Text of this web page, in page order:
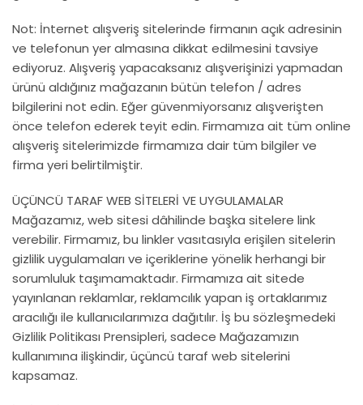
Not: İnternet alışveriş sitelerinde firmanın açık adresinin
ve telefonun yer almasına dikkat edilmesini tavsiye
ediyoruz. Alışveriş yapacaksanız alışverişinizi yapmadan
ürünü aldığınız mağazanın bütün telefon / adres
bilgilerini not edin. Eğer güvenmiyorsanız alışverişten
önce telefon ederek teyit edin. Firmamıza ait tüm online
alışveriş sitelerimizde firmamıza dair tüm bilgiler ve
firma yeri belirtilmiştir.
ÜÇÜNCÜ TARAF WEB SİTELERİ VE UYGULAMALAR
Mağazamız, web sitesi dâhilinde başka sitelere link
verebilir. Firmamız, bu linkler vasıtasıyla erişilen sitelerin
gizlilik uygulamaları ve içeriklerine yönelik herhangi bir
sorumluluk taşımamaktadır. Firmamıza ait sitede
yayınlanan reklamlar, reklamcılık yapan iş ortaklarımız
aracılığı ile kullanıcılarımıza dağıtılır. İş bu sözleşmedeki
Gizlilik Politikası Prensipleri, sadece Mağazamızın
kullanımına ilişkindir, üçüncü taraf web sitelerini
kapsamaz.